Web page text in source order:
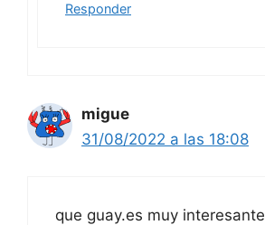
Responder
migue
31/08/2022 a las 18:08
que guay.es muy interesante